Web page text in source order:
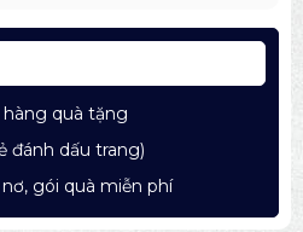
quà tặng
đánh dấu trang)
gói quà miễn phí